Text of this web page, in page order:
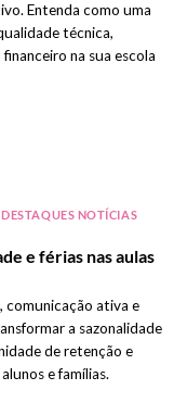
Entenda como uma
técnica,
na sua escola
NOTÍCIAS
e férias nas aulas
comunicação ativa e
a sazonalidade
de retenção e
e famílias.